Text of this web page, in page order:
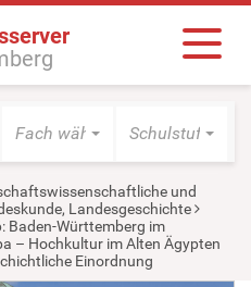
Fach wählen Schulstufe
und
Landesgeschichte
Baden-Württemberg im
– Hochkultur im Alten Ägypten
Einordnung